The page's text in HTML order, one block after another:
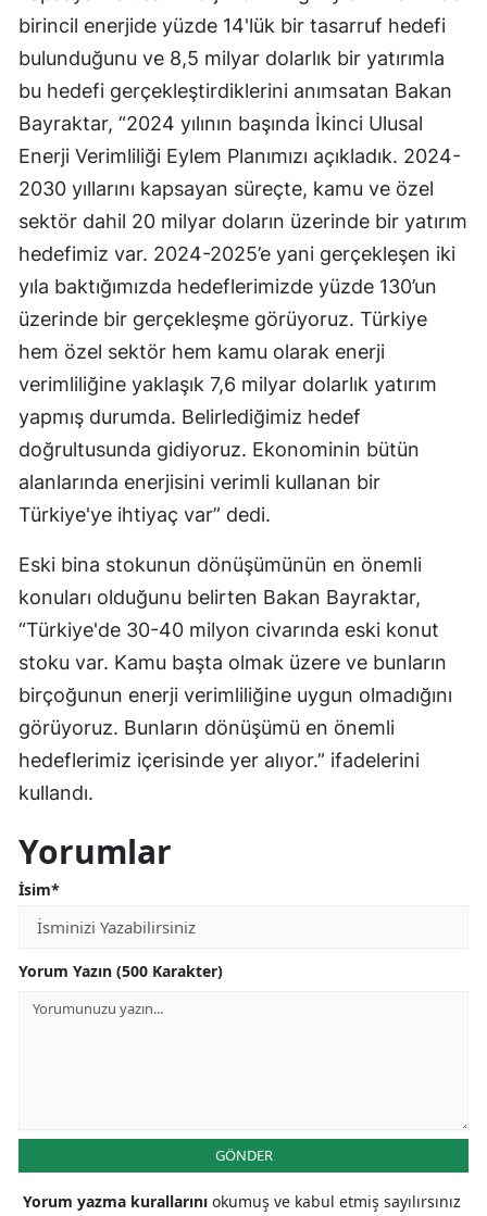
birincil enerjide yüzde 14'lük bir tasarruf hedefi
bulunduğunu ve 8,5 milyar dolarlık bir yatırımla
bu hedefi gerçekleştirdiklerini anımsatan Bakan
Bayraktar, “2024 yılının başında İkinci Ulusal
Enerji Verimliliği Eylem Planımızı açıkladık. 2024-
2030 yıllarını kapsayan süreçte, kamu ve özel
sektör dahil 20 milyar doların üzerinde bir yatırım
hedefimiz var. 2024-2025’e yani gerçekleşen iki
yıla baktığımızda hedeflerimizde yüzde 130’un
üzerinde bir gerçekleşme görüyoruz. Türkiye
hem özel sektör hem kamu olarak enerji
verimliliğine yaklaşık 7,6 milyar dolarlık yatırım
yapmış durumda. Belirlediğimiz hedef
doğrultusunda gidiyoruz. Ekonominin bütün
alanlarında enerjisini verimli kullanan bir
Türkiye'ye ihtiyaç var” dedi.
Eski bina stokunun dönüşümünün en önemli
konuları olduğunu belirten Bakan Bayraktar,
“Türkiye'de 30-40 milyon civarında eski konut
stoku var. Kamu başta olmak üzere ve bunların
birçoğunun enerji verimliliğine uygun olmadığını
görüyoruz. Bunların dönüşümü en önemli
hedeflerimiz içerisinde yer alıyor.” ifadelerini
kullandı.
Yorumlar
İsim*
Yorum Yazın (500 Karakter)
GÖNDER
Yorum yazma kurallarını okumuş ve kabul etmiş sayılırsınız